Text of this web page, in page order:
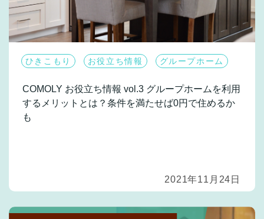
ひきこもり お役立ち情報 グループホーム
COMOLY お役立ち情報 vol.3 グループホームを利用
するメリットとは？条件を満たせば0円で住めるか
も
2021年11月24日